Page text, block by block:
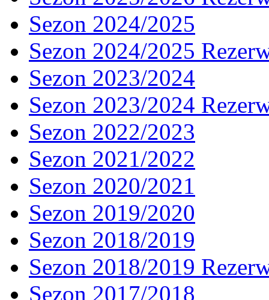
Sezon 2024/2025
Sezon 2024/2025
Sezon 2023/2024
Sezon 2023/2024
Sezon 2022/2023
Sezon 2021/2022
Sezon 2020/2021
Sezon 2019/2020
Sezon 2018/2019
Sezon 2018/2019
Sezon 2017/2018